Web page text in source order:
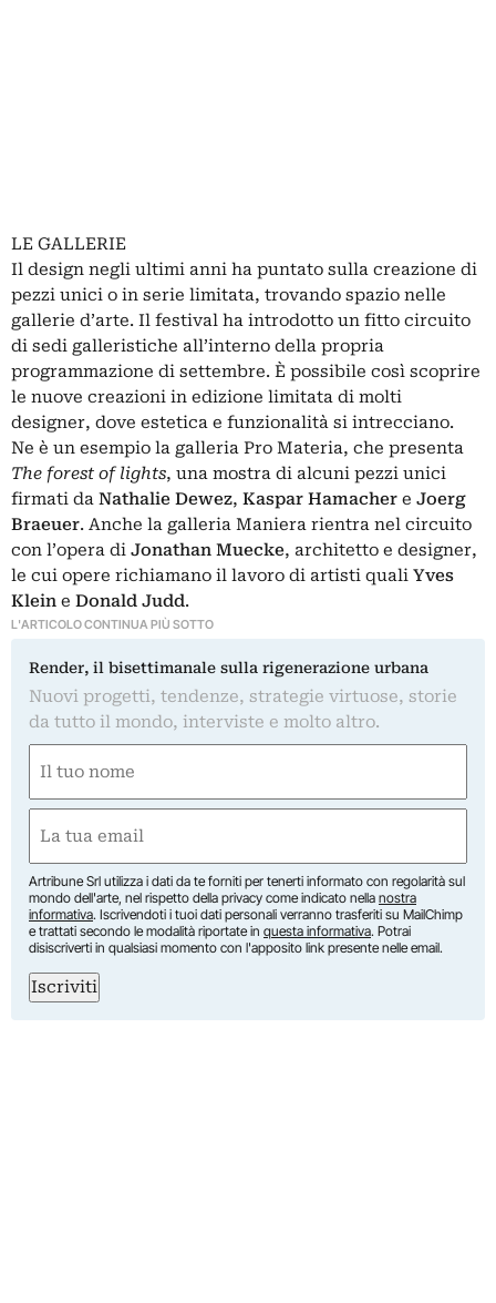
LE GALLERIE
Il design negli ultimi anni ha puntato sulla creazione di
pezzi unici o in serie limitata, trovando spazio nelle
gallerie d’arte. Il festival ha introdotto un fitto circuito
di sedi galleristiche all’interno della propria
programmazione di settembre. È possibile così scoprire
le nuove creazioni in edizione limitata di molti
designer, dove estetica e funzionalità si intrecciano.
Ne è un esempio la galleria Pro Materia, che presenta
The forest of lights, una mostra di alcuni pezzi unici
firmati da Nathalie Dewez, Kaspar Hamacher e Joerg
Braeuer. Anche la galleria Maniera rientra nel circuito
con l’opera di Jonathan Muecke, architetto e designer,
le cui opere richiamano il lavoro di artisti quali Yves
Klein e Donald Judd.
L'ARTICOLO CONTINUA PIÙ SOTTO
Render, il bisettimanale sulla rigenerazione urbana
Nuovi progetti, tendenze, strategie virtuose, storie
da tutto il mondo, interviste e molto altro.
(Obbligatorio)
Nome
(Obbligatorio)
Artribune Srl utilizza i dati da te forniti per tenerti informato con regolarità sul
mondo dell'arte, nel rispetto della privacy come indicato nella nostra
informativa. Iscrivendoti i tuoi dati personali verranno trasferiti su MailChimp
e trattati secondo le modalità riportate in questa informativa. Potrai
disiscriverti in qualsiasi momento con l'apposito link presente nelle email.
Iscriviti